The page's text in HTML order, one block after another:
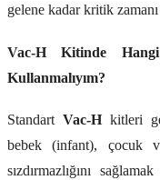
gelene kadar kritik zamanı
Vac-H Kitinde
Kullanmalıyım?
Standart Vac-Hkitleri
bebek (infant), çocuk
sızdırmazlığını